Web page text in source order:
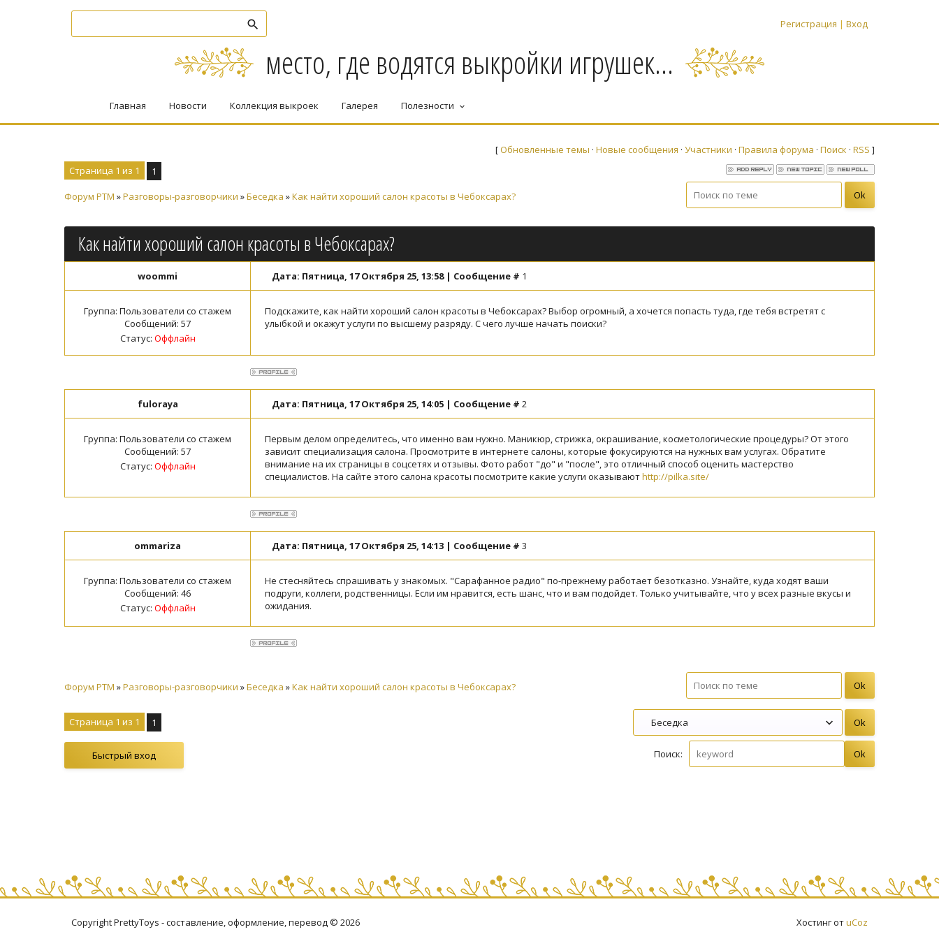
Регистрация | Вход
место, где водятся выкройки игрушек...
Главная Новости Коллекция выкроек Галерея Полезности keyboard_arrow_down
[Обновленные темы · Новые сообщения · Участники · Правила форума · Поиск · RSS ]
Страница 1 из 1 1
Форум PTM »Разговоры-разговорчики »Беседка »Как найти хороший салон красоты в Чебоксарах?
Как найти хороший салон красоты в Чебоксарах?
woommi Дата: Пятница, 17 Октября 25, 13:58 | Сообщение # 1
Группа: Пользователи со стажем
Сообщений: 57
Статус: Оффлайн
Подскажите, как найти хороший салон красоты в Чебоксарах? Выбор огромный, а хочется попасть туда, где тебя встретят с
улыбкой и окажут услуги по высшему разряду. С чего лучше начать поиски?
fuloraya Дата: Пятница, 17 Октября 25, 14:05 | Сообщение # 2
Группа: Пользователи со стажем
Сообщений: 57
Статус: Оффлайн
Первым делом определитесь, что именно вам нужно. Маникюр, стрижка, окрашивание, косметологические процедуры? От этого
зависит специализация салона. Просмотрите в интернете салоны, которые фокусируются на нужных вам услугах. Обратите
внимание на их страницы в соцсетях и отзывы. Фото работ "до" и "после", это отличный способ оценить мастерство
специалистов. На сайте этого салона красоты посмотрите какие услуги оказываютhttp://pilka.site/
ommariza Дата: Пятница, 17 Октября 25, 14:13 | Сообщение # 3
Группа: Пользователи со стажем
Сообщений: 46
Статус: Оффлайн
Не стесняйтесь спрашивать у знакомых. "Сарафанное радио" по-прежнему работает безотказно. Узнайте, куда ходят ваши
подруги, коллеги, родственницы. Если им нравится, есть шанс, что и вам подойдет. Только учитывайте, что у всех разные вкусы и
ожидания.
Форум PTM »Разговоры-разговорчики »Беседка »Как найти хороший салон красоты в Чебоксарах?
Страница 1 из 1 1
Поиск:
Copyright PrettyToys - составление, оформление, перевод © 2026 Хостинг отuCoz